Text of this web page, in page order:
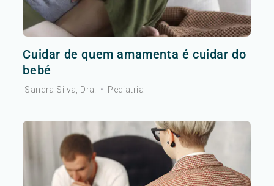
Cuidar de quem amamenta é cuidar do
bebé
Sandra Silva, Dra. • Pediatria